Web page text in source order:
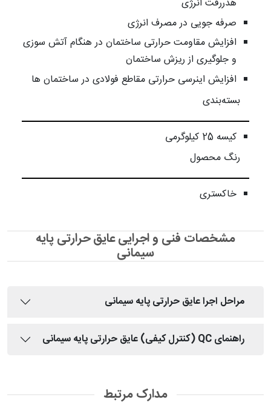
صرفه جویی در مصرف انرژی
افزایش مقاومت حرارتی ساختمان در هنگام آتش سوزی
و جلوگیری از ریزش ساختمان
افزایش اینرسی حرارتی مقاطع فولادی در ساختمان ها
بسته‌بندی
کیسه 25 کیلوگرمی
رنگ محصول
خاکستری
مشخصات فنی و اجرایی عایق حرارتی پایه
سیمانی
مراحل اجرا عایق حرارتی پایه سیمانی
راهنمای QC (کنترل کیفی) عایق حرارتی پایه سیمانی
مدارک مرتبط